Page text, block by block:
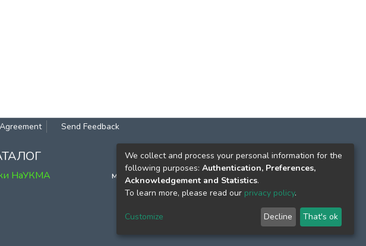
Send Feedback
НаУКМА
КОНТАКТИ
м. Київ, вул. Григорія Сковороди, 2
к. 1, к. 120
We collect and process your personal information for the
following purposes: Authentication, Preferences,
Acknowledgement and Statistics.
To learn more, please read our privacy policy.
Customize Decline That's ok